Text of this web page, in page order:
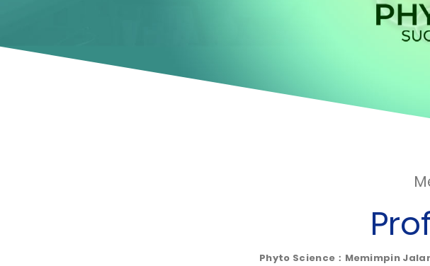
Phyto Science：Memimpin